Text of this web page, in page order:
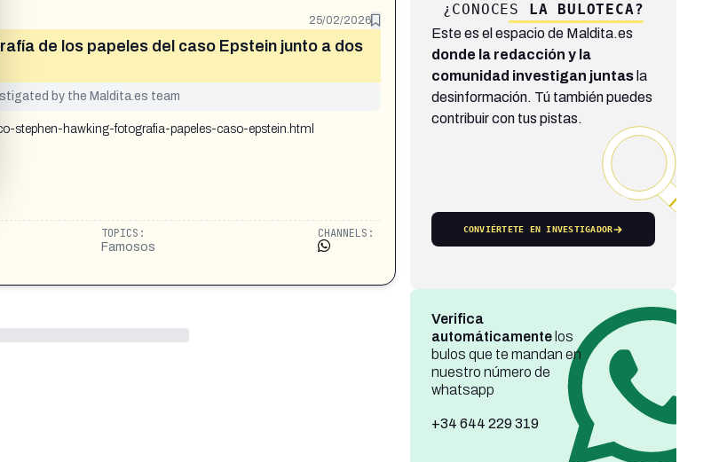
25/02/2026
de los papeles del caso Epstein junto a dos
by the Maldita.es team
stephen-hawking-fotografia-papeles-caso-epstein.html
TOPICS:
Famosos
CHANNELS:
¿CONOCES LA BULOTECA?
Este es el espacio de Maldita.es
donde la redacción y la
comunidad investigan juntasla
desinformación. Tú también puedes
contribuir con tus pistas.
CONVIÉRTETE EN INVESTIGADOR
Verifica
automáticamentelos
bulos que te mandan en
nuestro número de
whatsapp
+34 644 229 319